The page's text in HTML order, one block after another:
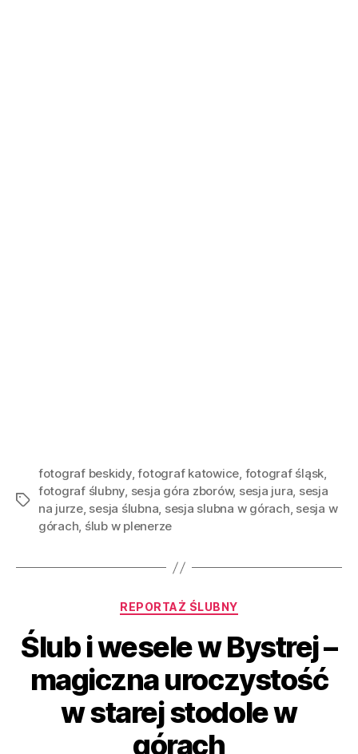
fotograf beskidy,fotograf katowice, fotograf śląsk,
fotograf ślubny, sesja góra zborów, sesja jura, sesja
na jurze, sesja ślubna, sesja slubna w górach, sesja w
górach, ślub w plenerze
REPORTAŻ ŚLUBNY
Ślub i wesele w Bystrej –
magiczna uroczystość
w starej stodole w
górach